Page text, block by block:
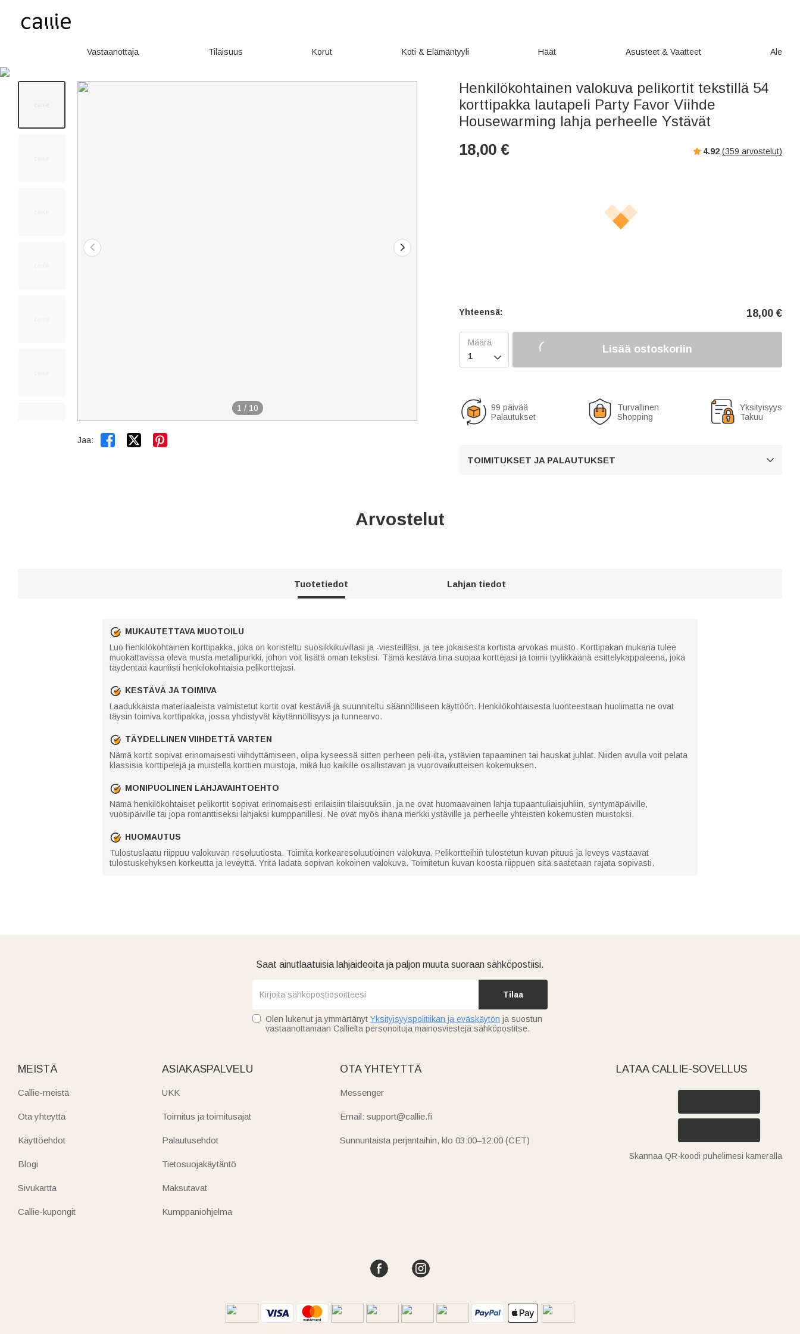
Vastaanottaja Tilaisuus Korut Koti & Elämäntyyli Häät Asusteet & Vaatteet Ale
1 / 10
Jaa:  
Henkilökohtainen valokuva pelikortit tekstillä 54
korttipakka lautapeli Party Favor Viihde
Housewarming lahja perheelle Ystävät
18,00 € 4.92 (359 arvostelut)
Yhteensä: 18,00 €

Lisää ostoskoriin
99 päivää
Palautukset
Turvallinen
Shopping
Yksityisyys
Takuu
TOIMITUKSET JA PALAUTUKSET 
Arvostelut
Tuotetiedot Lahjan tiedot
MUKAUTETTAVA MUOTOILU
Luo henkilökohtainen korttipakka, joka on koristeltu suosikkikuvillasi ja -viesteilläsi, ja tee jokaisesta kortista arvokas muisto. Korttipakan mukana tulee
muokattavissa oleva musta metallipurkki, johon voit lisätä oman tekstisi. Tämä kestävä tina suojaa korttejasi ja toimii tyylikkäänä esittelykappaleena, joka
täydentää kauniisti henkilökohtaisia pelikorttejasi.
KESTÄVÄ JA TOIMIVA
Laadukkaista materiaaleista valmistetut kortit ovat kestäviä ja suunniteltu säännölliseen käyttöön. Henkilökohtaisesta luonteestaan huolimatta ne ovat
täysin toimiva korttipakka, jossa yhdistyvät käytännöllisyys ja tunnearvo.
TÄYDELLINEN VIIHDETTÄ VARTEN
Nämä kortit sopivat erinomaisesti viihdyttämiseen, olipa kyseessä sitten perheen peli-ilta, ystävien tapaaminen tai hauskat juhlat. Niiden avulla voit pelata
klassisia korttipelejä ja muistella korttien muistoja, mikä luo kaikille osallistavan ja vuorovaikutteisen kokemuksen.
MONIPUOLINEN LAHJAVAIHTOEHTO
Nämä henkilökohtaiset pelikortit sopivat erinomaisesti erilaisiin tilaisuuksiin, ja ne ovat huomaavainen lahja tupaantuliaisjuhliin, syntymäpäiville,
vuosipäiville tai jopa romanttiseksi lahjaksi kumppanillesi. Ne ovat myös ihana merkki ystäville ja perheelle yhteisten kokemusten muistoksi.
HUOMAUTUS
Tulostuslaatu riippuu valokuvan resoluutiosta. Toimita korkearesoluutioinen valokuva. Pelikortteihin tulostetun kuvan pituus ja leveys vastaavat
tulostuskehyksen korkeutta ja leveyttä. Yritä ladata sopivan kokoinen valokuva. Toimitetun kuvan koosta riippuen sitä saatetaan rajata sopivasti.
Saat ainutlaatuisia lahjaideoita ja paljon muuta suoraan sähköpostiisi.
Tilaa
Olen lukenut ja ymmärtänyt Yksityisyyspolitiikan ja eväskäytön ja suostun
vastaanottamaan Callielta personoituja mainosviestejä sähköpostitse.
MEISTÄ
Callie-meistä
Ota yhteyttä
Käyttöehdot
Blogi
Sivukartta
Callie-kupongit
ASIAKASPALVELU
UKK
Toimitus ja toimitusajat
Palautusehdot
Tietosuojakäytäntö
Maksutavat
Kumppaniohjelma
OTA YHTEYTTÄ
Messenger
Email: support@callie.fi
Sunnuntaista perjantaihin, klo 03:00–12:00 (CET)
LATAA CALLIE-SOVELLUS
Skannaa QR-koodi puhelimesi kameralla